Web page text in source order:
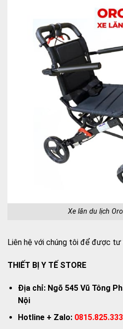
Xe lăn du lịch
Liên hệ với chúng tôi để được tư
THIẾT BỊ Y TẾ STORE
Địa chỉ: Ngõ 545 Vũ Tông
Nội
Hotline + Zalo: 0815.825.333